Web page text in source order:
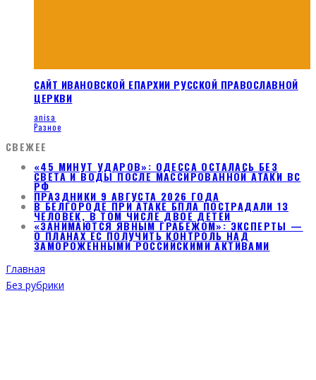
САЙТ ИВАНОВСКОЙ ЕПАРХИИ РУССКОЙ ПРАВОСЛАВНОЙ
ЦЕРКВИ
anisa
Разное
СВЕЖЕЕ
«45 МИНУТ УДАРОВ»: ОДЕССА ОСТАЛАСЬ БЕЗ
СВЕТА И ВОДЫ ПОСЛЕ МАССИРОВАННОЙ АТАКИ ВС
РФ
ПРАЗДНИКИ 9 АВГУСТА 2026 ГОДА
В БЕЛГОРОДЕ ПРИ АТАКЕ БПЛА ПОСТРАДАЛИ 13
ЧЕЛОВЕК, В ТОМ ЧИСЛЕ ДВОЕ ДЕТЕЙ
«ЗАНИМАЮТСЯ ЯВНЫМ ГРАБЕЖОМ»: ЭКСПЕРТЫ —
О ПЛАНАХ ЕС ПОЛУЧИТЬ КОНТРОЛЬ НАД
ЗАМОРОЖЕННЫМИ РОССИЙСКИМИ АКТИВАМИ
Главная
Без рубрики